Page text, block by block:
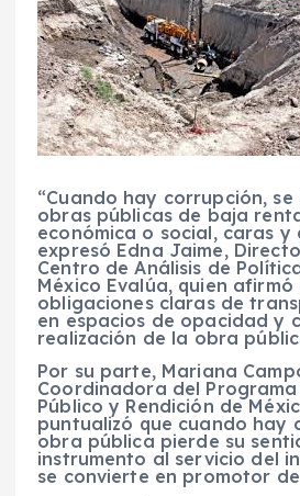
“Cuando hay corrupción,
obras públicas de baja
económica o social, caras y
expresó Edna Jaime,
Centro de Análisis de
México Evalúa, quien
obligaciones claras de
en espacios de opacidad y
realización de la obra
Por su parte, Mariana
Coordinadora del
Público y Rendición de
puntualizó que cuando hay
obra pública pierde su
instrumento al servicio del
se convierte en promotor